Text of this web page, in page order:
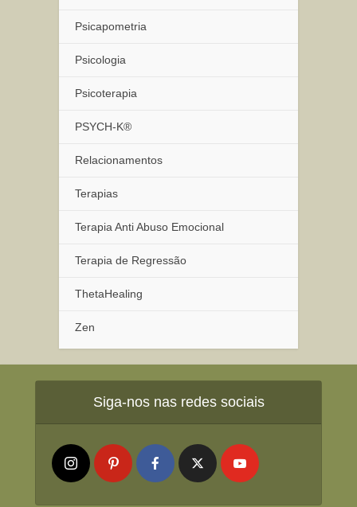
Psicapometria
Psicologia
Psicoterapia
PSYCH-K®
Relacionamentos
Terapias
Terapia Anti Abuso Emocional
Terapia de Regressão
ThetaHealing
Zen
Siga-nos nas redes sociais